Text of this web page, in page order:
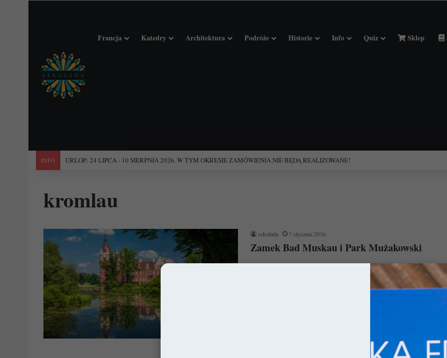
Francja Katedry Architektura Podróże Historie Info Quiz Sklep
INFO "Święta Francja". Przewodnik po 101 średniowiecznych kościołach Francji.
kromlau
sekulada 7 stycznia 2016
Zamek Bad Muskau i Park Mużakowski
Chociaż liczba polskich zabytków na liście UNESCO nie jest
zbyt imponująca, to właśnie jedno z takich miejsc dzielimy z